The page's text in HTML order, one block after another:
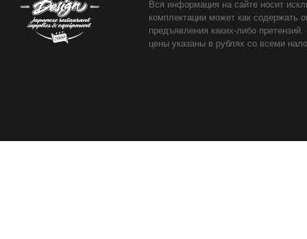
Вся информация на сайте носит
комплектации может как содержать
предъявления каких-либо
цены указаны в рублях со всеми